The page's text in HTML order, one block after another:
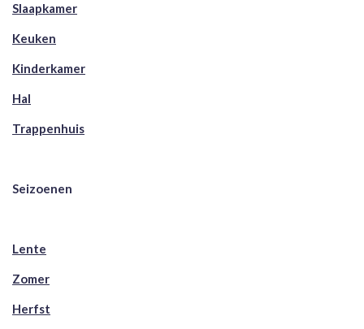
Slaapkamer
Keuken
Kinderkamer
Hal
Trappenhuis
Seizoenen
Lente
Zomer
Herfst